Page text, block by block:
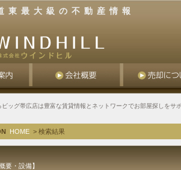
東最大級の不動産情報
ッグ帯広店は豊富な賃貸情報とネットワークでお部屋探しをサ
HOME > 検索結果
要・設備】